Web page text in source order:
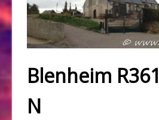
Blenheim
N